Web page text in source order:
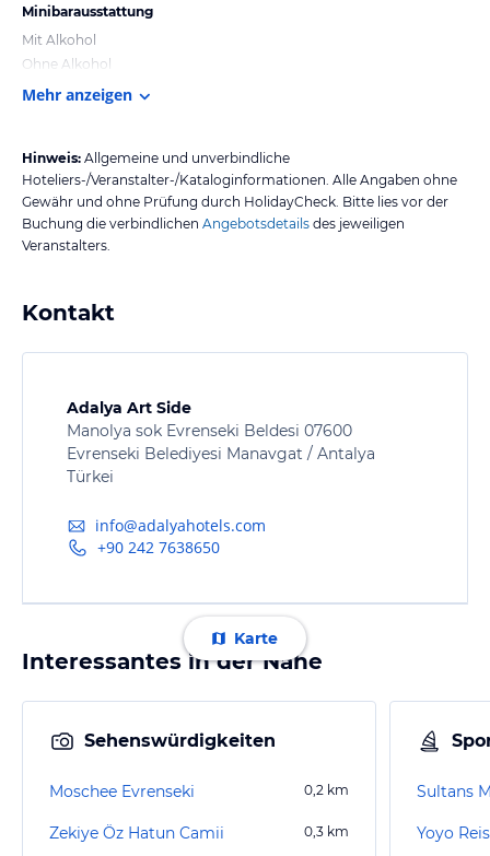
Minibarausstattung
Mit Alkohol
Ohne Alkohol
Mehr anzeigen
Hinweis: Allgemeine und unverbindliche
Hoteliers-/Veranstalter-/Kataloginformationen. Alle Angaben ohne
Gewähr und ohne Prüfung durch HolidayCheck. Bitte lies vor der
Buchung die verbindlichen Angebotsdetails des jeweiligen
Veranstalters.
Kontakt
Adalya Art Side
Manolya sok Evrenseki Beldesi 07600
Evrenseki Belediyesi Manavgat / Antalya
Türkei
info@adalyahotels.com
+90 242 7638650
Karte
Interessantes in der Nähe
Sehenswürdigkeiten
Moschee Evrenseki 0,2 km
Zekiye Öz Hatun Camii 0,3 km
Sultans
Yoyo